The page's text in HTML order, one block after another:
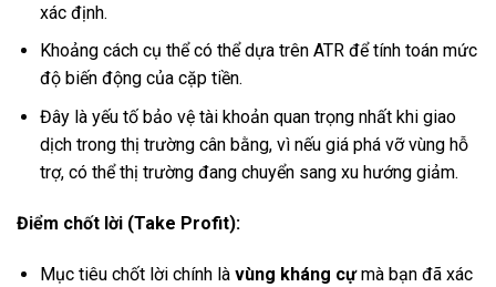
xác định.
Khoảng cách cụ thể có thể dựa trên ATR để tính toán mức
độ biến động của cặp tiền.
Đây là yếu tố bảo vệ tài khoản quan trọng nhất khi giao
dịch trong thị trường cân bằng, vì nếu giá phá vỡ vùng hỗ
trợ, có thể thị trường đang chuyển sang xu hướng giảm.
Điểm chốt lời (Take Profit):
Mục tiêu chốt lời chính là vùng kháng cựmà bạn đã xác